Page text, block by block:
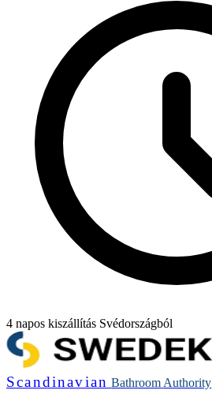
4 napos kiszállítás Svédországból
Scandinavian Bathroom Authority